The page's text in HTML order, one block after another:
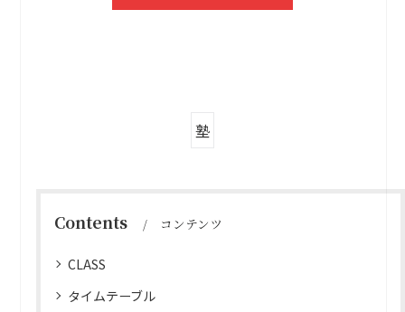
塾
Contents コンテンツ
CLASS
タイムテーブル